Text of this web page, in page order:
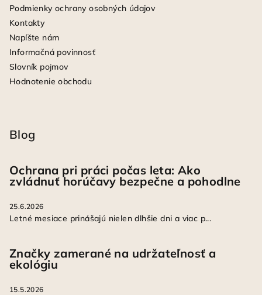
Podmienky ochrany osobných údajov
Kontakty
Napíšte nám
Informačná povinnosť
Slovník pojmov
Hodnotenie obchodu
Blog
Ochrana pri práci počas leta: Ako
zvládnuť horúčavy bezpečne a pohodlne
25.6.2026
Letné mesiace prinášajú nielen dlhšie dni a viac p...
Značky zamerané na udržateľnosť a
ekológiu
15.5.2026